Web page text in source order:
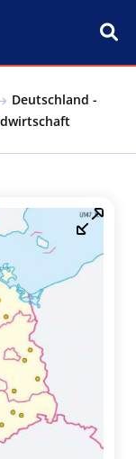
Deutschland -